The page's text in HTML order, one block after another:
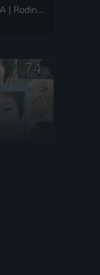
2025 | Francie, Japonsko, USA | Rodinný, Dobrodružný, Komedie
74%